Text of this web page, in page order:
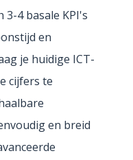
4 basale KPI's
en
je huidige ICT-
cijfers te
en breid